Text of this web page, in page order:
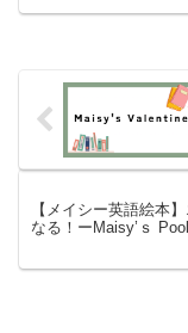
【メイシー英語絵本
なる！ーMaisy’ｓ Pool